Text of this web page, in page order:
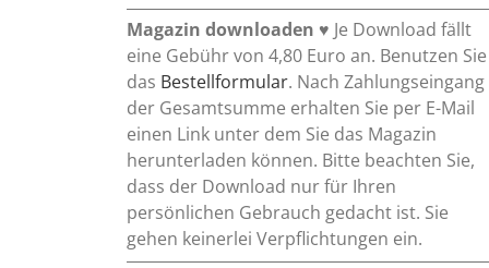
Magazin downloaden ♥ Je Download fällt
eine Gebühr von 4,80 Euro an. Benutzen Sie
das Bestellformular. Nach Zahlungseingang
der Gesamtsumme erhalten Sie per E-Mail
einen Link unter dem Sie das Magazin
herunterladen können. Bitte beachten Sie,
dass der Download nur für Ihren
persönlichen Gebrauch gedacht ist. Sie
gehen keinerlei Verpflichtungen ein.